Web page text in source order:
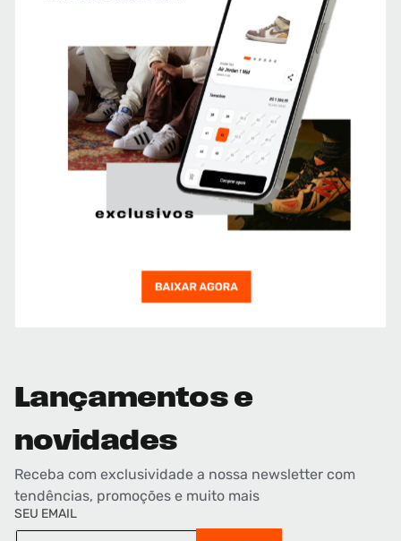
Lançamentos e
novidades
Receba com exclusividade a nossa newsletter com
tendências, promoções e muito mais
SEU EMAIL